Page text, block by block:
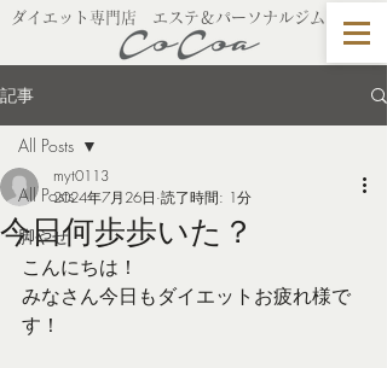
​ダイエット専門店 エステ＆パーソナルジム
記事
All Posts
脚やせ
All Posts
今日何歩歩いた？
myt0113
2024年7月26日 読了時間: 1分
こんにちは！
みなさん今日もダイエットお疲れ様で
す！